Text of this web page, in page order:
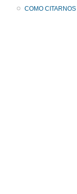
COMO CITARNOS